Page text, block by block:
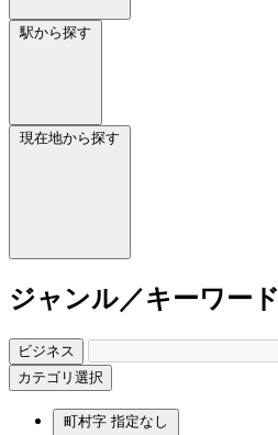
駅から探す
現在地から探す
ジャンル／キーワード
ビジネス
カテゴリ選択
町村字 指定なし